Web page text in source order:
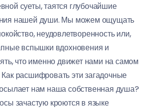
суеты, таятся глубочайшие
нашей души. Мы можем ощущать
неудовлетворенность или,
вспышки вдохновения и
что именно движет нами на самом
расшифровать эти загадочные
нам наша собственная душа?
зачастую кроются в языке